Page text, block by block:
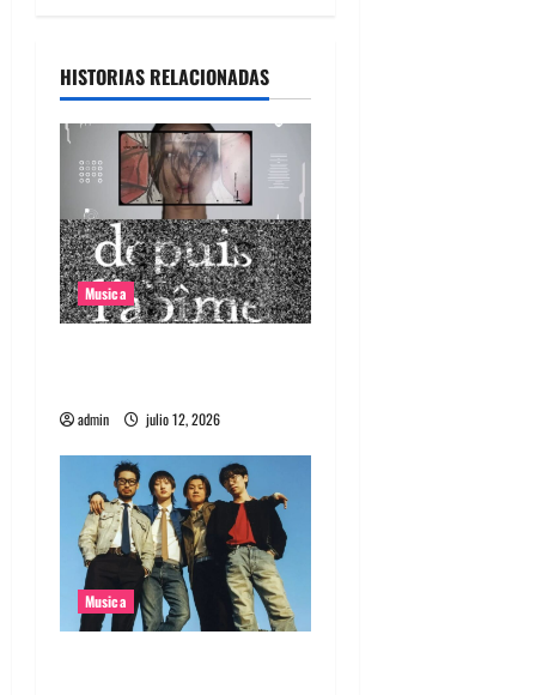
r
a
a
s
HISTORIAS RELACIONADAS
Musica
admin julio 12, 2026
Musica